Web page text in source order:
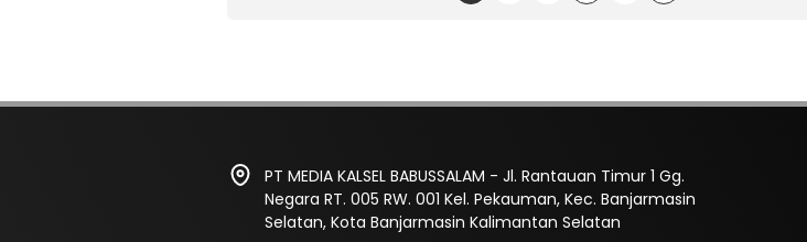
PT MEDIA KALSEL BABUSSALAM - Jl. Rantauan Timur 1 Gg.
Negara RT. 005 RW. 001 Kel. Pekauman, Kec. Banjarmasin
Selatan, Kota Banjarmasin Kalimantan Selatan